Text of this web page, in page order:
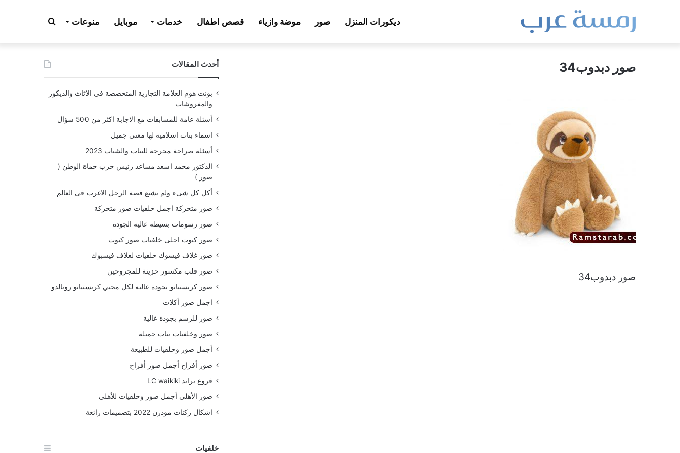
ديكورات المنزل صور موضة وازياء قصص اطفال خدمات موبايل منوعات بحث
عن صور دبدوب34
صور دبدوب34
أحدث المقالات
بونت هوم العلامة التجارية المتخصصة فى الاثاث والديكور
والمفروشات
أسئلة عامة للمسابقات مع الاجابة اكثر من 500 سؤال
اسماء بنات اسلامية لها معنى جميل
أسئلة صراحة محرجة للبنات والشباب 2023
الدكتور محمد اسعد مساعد رئيس حزب حماة الوطن (
صور )
أكل كل شىء ولم يشبع قصة الرجل الاغرب فى العالم
صور متحركة اجمل خلفيات صور متحركة
صور رسومات بسيطه عاليه الجودة
صور كيوت احلى خلفيات صور كيوت
صور غلاف فيسوك خلفيات لغلاف فيسبوك
صور قلب مكسور حزينة للمجروحين
صور كريستيانو بجودة عاليه لكل محبي كريستيانو رونالدو
اجمل صور أكلات
صور للرسم بجودة عالية
صور وخلفيات بنات جميلة
أجمل صور وخلفيات للطبيعة
صور أفراح أجمل صور أفراح
فروع براند LC waikiki
صور الأهلي أجمل صور وخلفيات للأهلي
اشكال ركنات مودرن 2022 بتصميمات رائعة
خلفيات